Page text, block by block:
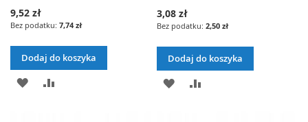
9,52 zł
7,74 zł
Dodaj do koszyka
DODAJ
3,08 zł
2,50 zł
Dodaj do koszyka
DODAJ